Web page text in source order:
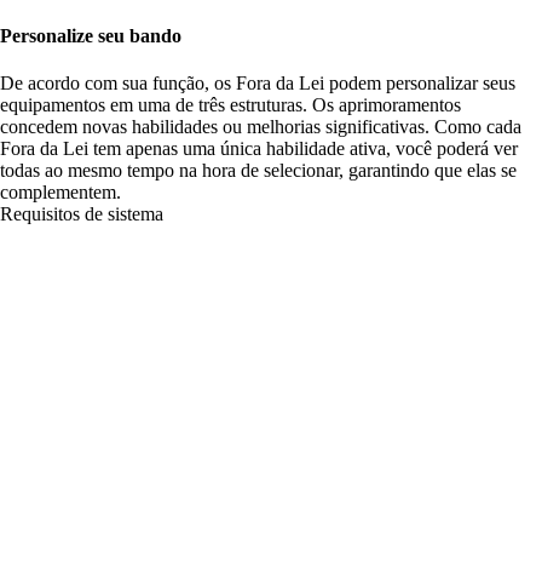
Personalize seu bando
De acordo com sua função, os Fora da Lei podem personalizar seus
equipamentos em uma de três estruturas. Os aprimoramentos
concedem novas habilidades ou melhorias significativas. Como cada
Fora da Lei tem apenas uma única habilidade ativa, você poderá ver
todas ao mesmo tempo na hora de selecionar, garantindo que elas se
complementem.
Requisitos de sistema